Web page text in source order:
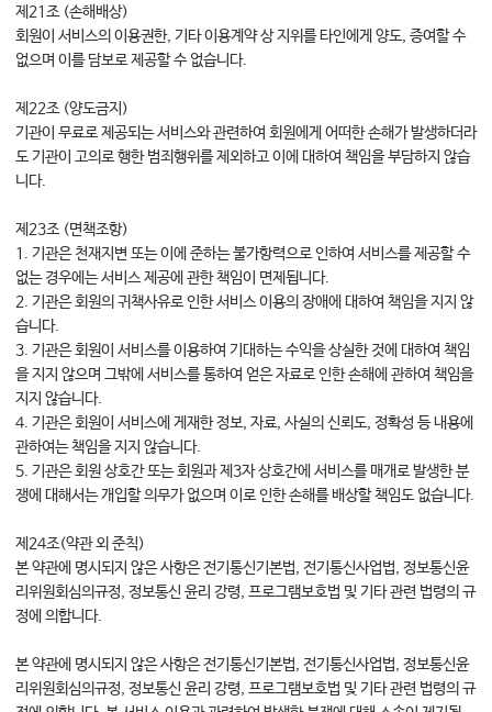
제21조 (손해배상)
회원이 서비스의 이용권한, 기타 이용계약 상 지위를 타인에게 양도, 증여할 수
없으며 이를 담보로 제공할 수 없습니다.
제22조 (양도금지)
기관이 무료로 제공되는 서비스와 관련하여 회원에게 어떠한 손해가 발생하더라
도 기관이 고의로 행한 범죄행위를 제외하고 이에 대하여 책임을 부담하지 않습
니다.
제23조 (면책조항)
1. 기관은 천재지변 또는 이에 준하는 불가항력으로 인하여 서비스를 제공할 수
없는 경우에는 서비스 제공에 관한 책임이 면제됩니다.
2. 기관은 회원의 귀책사유로 인한 서비스 이용의 장애에 대하여 책임을 지지 않
습니다.
3. 기관은 회원이 서비스를 이용하여 기대하는 수익을 상실한 것에 대하여 책임
을 지지 않으며 그밖에 서비스를 통하여 얻은 자료로 인한 손해에 관하여 책임을
지지 않습니다.
4. 기관은 회원이 서비스에 게재한 정보, 자료, 사실의 신뢰도, 정확성 등 내용에
관하여는 책임을 지지 않습니다.
5. 기관은 회원 상호간 또는 회원과 제3자 상호간에 서비스를 매개로 발생한 분
쟁에 대해서는 개입할 의무가 없으며 이로 인한 손해를 배상할 책임도 없습니다.
제24조(약관 외 준칙)
본 약관에 명시되지 않은 사항은 전기통신기본법, 전기통신사업법, 정보통신윤
리위원회심의규정, 정보통신 윤리 강령, 프로그램보호법 및 기타 관련 법령의 규
정에 의합니다.
본 약관에 명시되지 않은 사항은 전기통신기본법, 전기통신사업법, 정보통신윤
리위원회심의규정, 정보통신 윤리 강령, 프로그램보호법 및 기타 관련 법령의 규